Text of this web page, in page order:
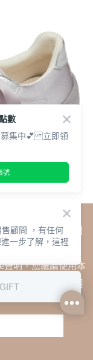
中放置並取用我們
電腦的Cookie設
聲明，您繼續使用本
之Cookie聲明使用
數
集中💕 立即領
號
顧問 ，有任何
一步了解，這裡